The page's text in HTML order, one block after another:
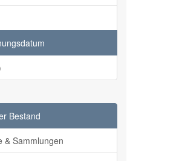
Bestand
& Sammlungen